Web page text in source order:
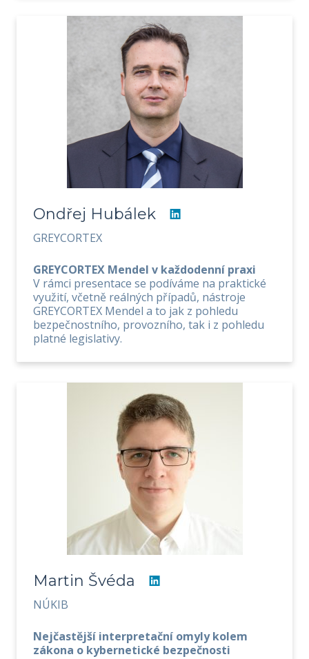
Ondřej Hubálek
GREYCORTEX
GREYCORTEX Mendel v každodenní praxi
V rámci presentace se podíváme na praktické
využití, včetně reálných případů, nástroje
GREYCORTEX Mendel a to jak z pohledu
bezpečnostního, provozního, tak i z pohledu
platné legislativy.
Martin Švéda
NÚKIB
Nejčastější interpretační omyly kolem
zákona o kybernetické bezpečnosti